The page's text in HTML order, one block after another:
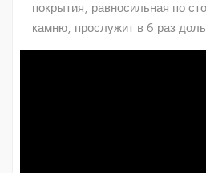
покрытия, равносильная по
камню, прослужит в 6 раз